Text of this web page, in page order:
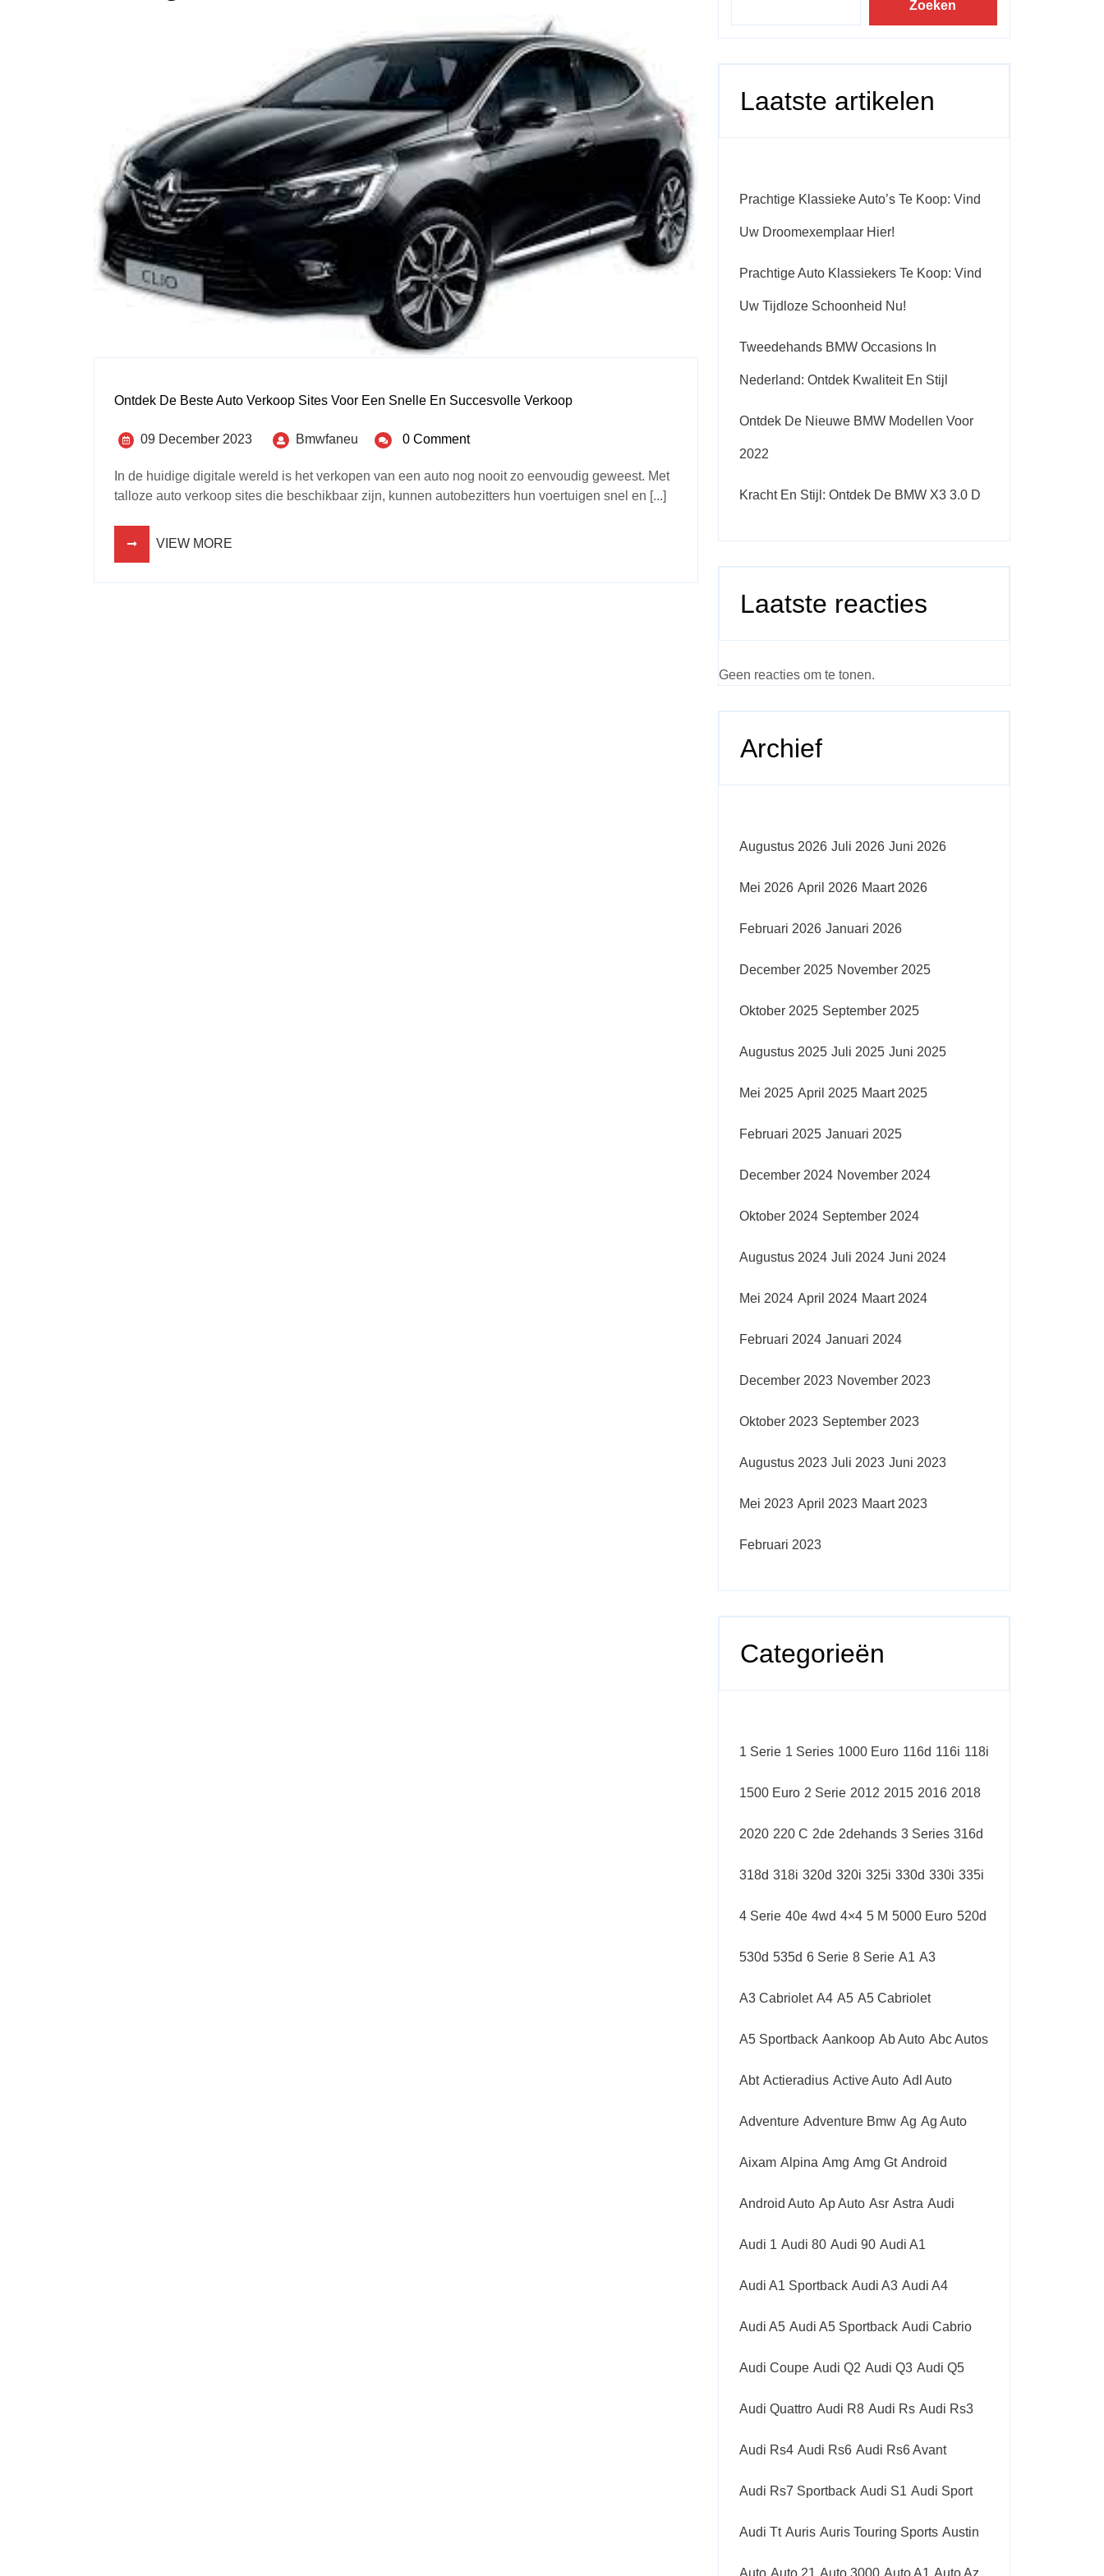
Ontdek De Beste Auto Verkoop Sites Voor Een Snelle En Succesvolle Verkoop
09 December 2023 Bmwfaneu 0 Comment
In de huidige digitale wereld is het verkopen van een auto nog nooit zo eenvoudig geweest. Met
talloze auto verkoop sites die beschikbaar zijn, kunnen autobezitters hun voertuigen snel en [...]
VIEW MORE
Zoeken
Laatste artikelen
Prachtige Klassieke Auto’s Te Koop: Vind
Uw Droomexemplaar Hier!
Prachtige Auto Klassiekers Te Koop: Vind
Uw Tijdloze Schoonheid Nu!
Tweedehands BMW Occasions In
Nederland: Ontdek Kwaliteit En Stijl
Ontdek De Nieuwe BMW Modellen Voor
2022
Kracht En Stijl: Ontdek De BMW X3 3.0 D
Laatste reacties
Geen reacties om te tonen.
Archief
Augustus 2026 Juli 2026 Juni 2026
Mei 2026 April 2026 Maart 2026
Februari 2026 Januari 2026
December 2025 November 2025
Oktober 2025 September 2025
Augustus 2025 Juli 2025 Juni 2025
Mei 2025 April 2025 Maart 2025
Februari 2025 Januari 2025
December 2024 November 2024
Oktober 2024 September 2024
Augustus 2024 Juli 2024 Juni 2024
Mei 2024 April 2024 Maart 2024
Februari 2024 Januari 2024
December 2023 November 2023
Oktober 2023 September 2023
Augustus 2023 Juli 2023 Juni 2023
Mei 2023 April 2023 Maart 2023
Februari 2023
Categorieën
1 Serie 1 Series 1000 Euro 116d 116i 118i
1500 Euro 2 Serie 2012 2015 2016 2018
2020 220 C 2de 2dehands 3 Series 316d
318d 318i 320d 320i 325i 330d 330i 335i
4 Serie 40e 4wd 4×4 5 M 5000 Euro 520d
530d 535d 6 Serie 8 Serie A1 A3
A3 Cabriolet A4 A5 A5 Cabriolet
A5 Sportback Aankoop Ab Auto Abc Autos
Abt Actieradius Active Auto Adl Auto
Adventure Adventure Bmw Ag Ag Auto
Aixam Alpina Amg Amg Gt Android
Android Auto Ap Auto Asr Astra Audi
Audi 1 Audi 80 Audi 90 Audi A1
Audi A1 Sportback Audi A3 Audi A4
Audi A5 Audi A5 Sportback Audi Cabrio
Audi Coupe Audi Q2 Audi Q3 Audi Q5
Audi Quattro Audi R8 Audi Rs Audi Rs3
Audi Rs4 Audi Rs6 Audi Rs6 Avant
Audi Rs7 Sportback Audi S1 Audi Sport
Audi Tt Auris Auris Touring Sports Austin
Auto Auto 21 Auto 3000 Auto A1 Auto Az